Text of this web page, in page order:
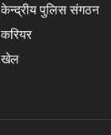
केन्द्रीय पुलिस संगठन
करियर
खेल